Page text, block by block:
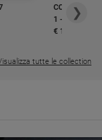
COLLANA
1 - 2
€ 18,50
❯
tutte le collection